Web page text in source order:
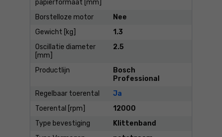
papierformaat [mm]
Borstelloze motor
Nee
Gewicht [kg]
1.3
Oscillatie diameter
[mm]
2.5
Productlijn
Bosch
Professional
Regelbaar toerental
Ja
Toerental [rpm]
12000
Type bevestiging
Klittenband